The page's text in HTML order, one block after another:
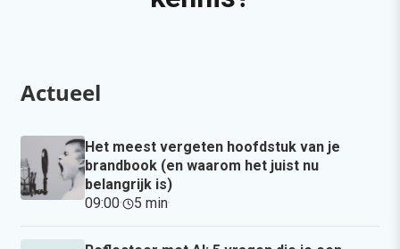
Actueel
Het meest vergeten hoofdstuk van je
brandbook (en waarom het juist nu
belangrijk is)
09:00· 5 min·